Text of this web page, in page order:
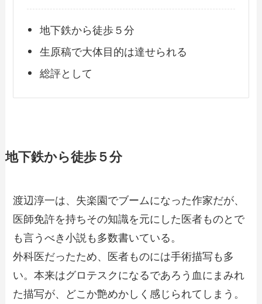
地下鉄から徒歩５分
生原稿で大体目的は達せられる
総評として
地下鉄から徒歩５分
渡辺淳一は、失楽園でブームになった作家だが、
医師免許を持ちその知識を元にした医者ものとで
も言うべき小説も多数書いている。
外科医だったため、医者ものには手術描写も多
い。本来はグロテスクになるであろう血にまみれ
た描写が、どこか艶めかしく感じられてしまう。